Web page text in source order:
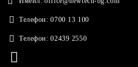
Телефон: 0700 13 100
Телефон: 02439 2550